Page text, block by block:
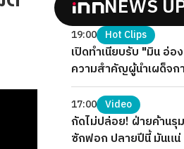
NEWS
19:00 Hot Clips
เปิดทำเนียบรับ "มิน อ่อ
ความสำคัญผู้นำเผด็จก
17:00 Video
กัดไม่ปล่อย! ฝ่ายค้านรุ
ซักฟอก ปลายปีนี้ มันแน่